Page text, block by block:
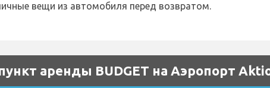
вещи из автомобиля перед возвратом.
аренды BUDGET на Аэропорт